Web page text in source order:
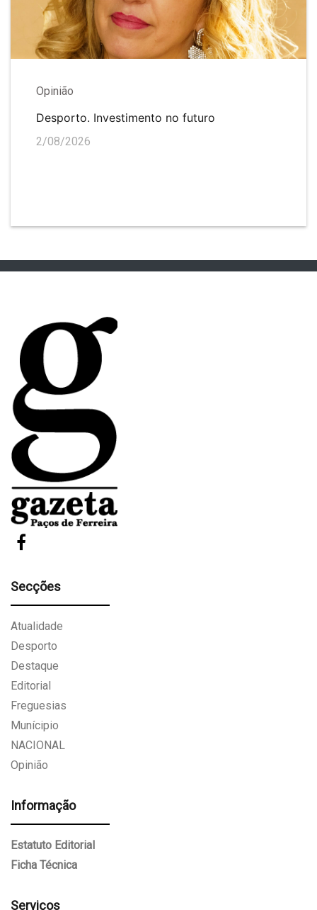
Opinião
Desporto. Investimento no futuro
2/08/2026
Secções
Atualidade
Desporto
Destaque
Editorial
Freguesias
Munícipio
NACIONAL
Opinião
Informação
Estatuto Editorial
Ficha Técnica
Serviços